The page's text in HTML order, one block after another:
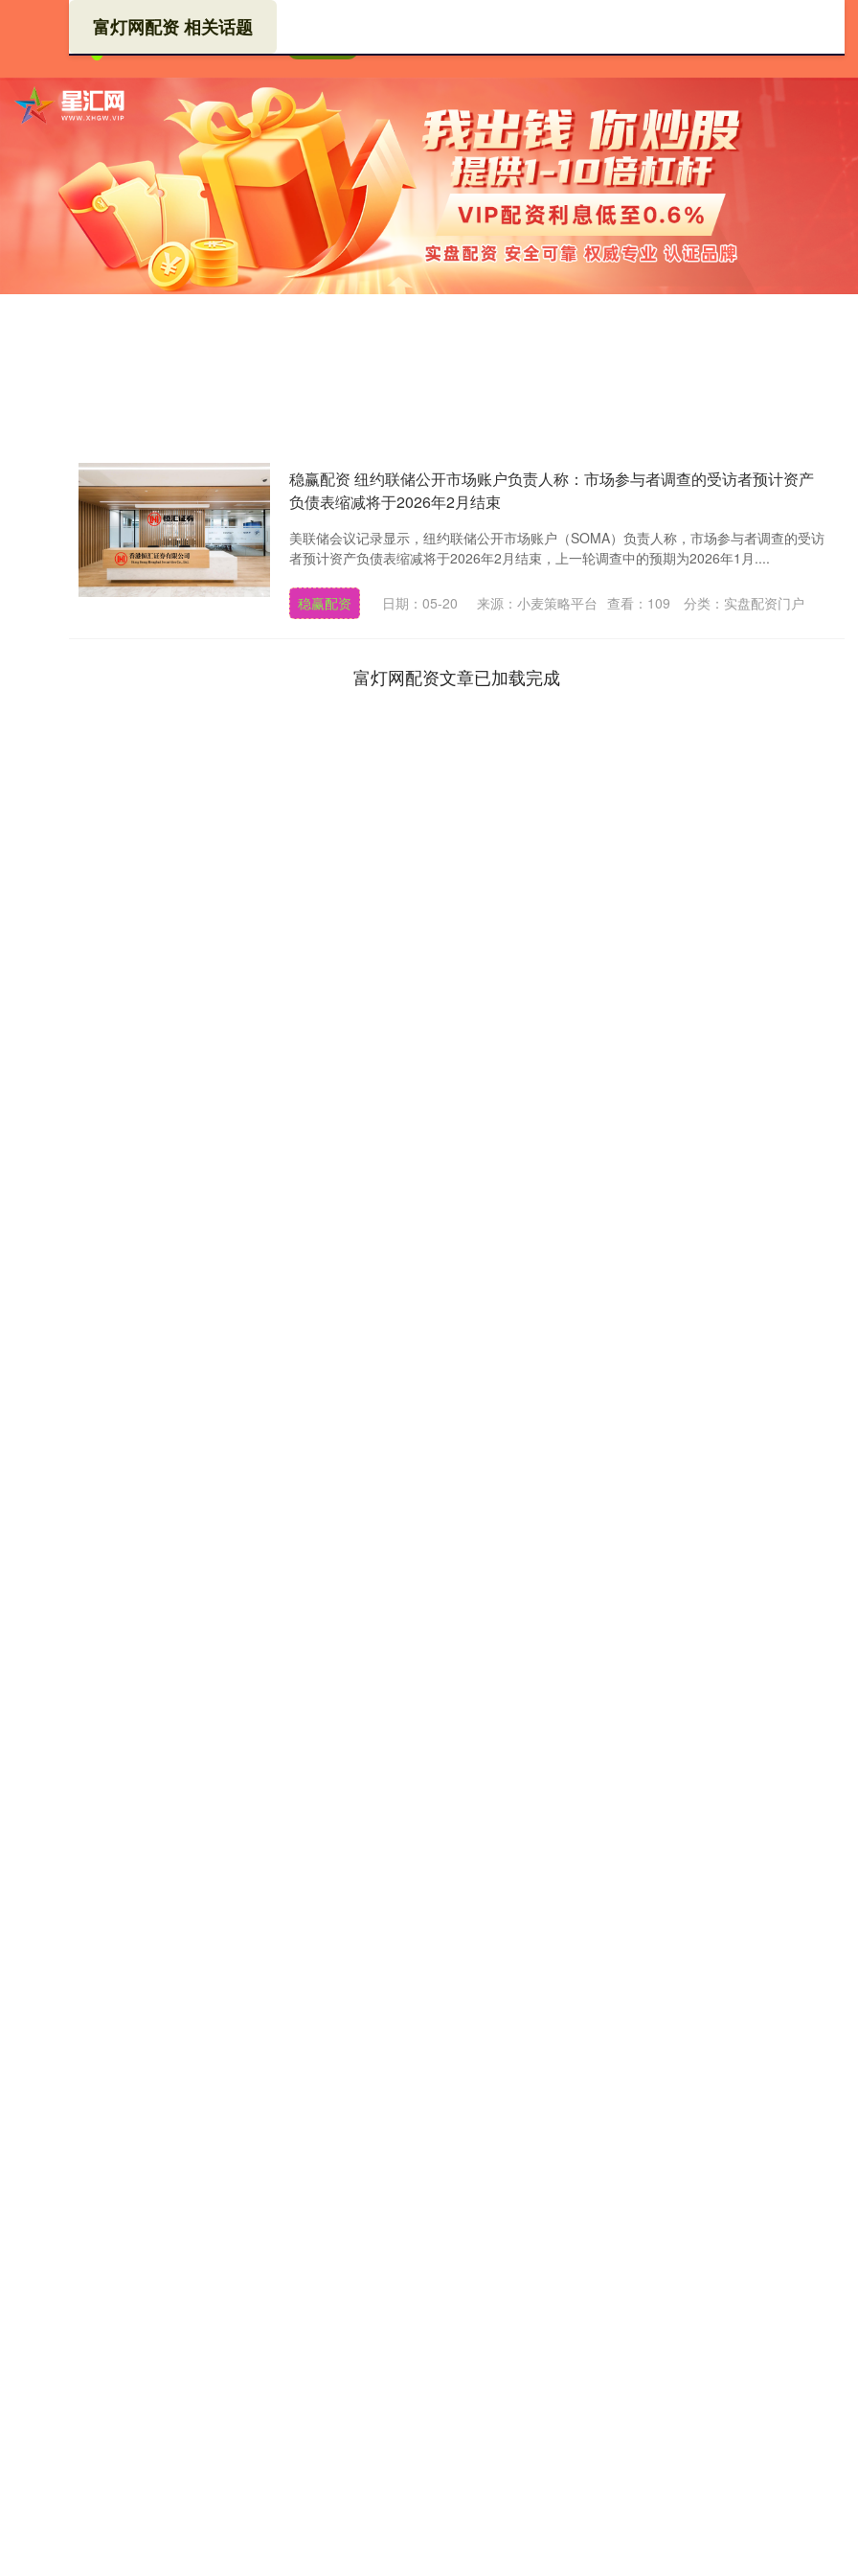
富灯网配资 相关话题
稳赢配资 纽约联储公开市场账户负责人称：市场参与者调查的受访者预计资产
负债表缩减将于2026年2月结束
美联储会议记录显示，纽约联储公开市场账户（SOMA）负责人称，市场参与者调查的受访
者预计资产负债表缩减将于2026年2月结束，上一轮调查中的预期为2026年1月....
稳赢配资 日期：05-20 来源：小麦策略平台 查看： 109 分类： 实盘配资门户
富灯网配资文章已加载完成